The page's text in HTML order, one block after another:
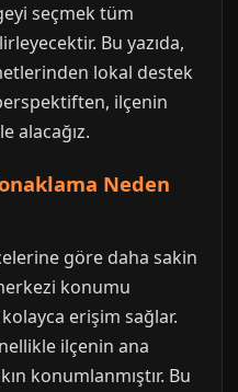
seçmek tüm
Bu yazıda,
lokal destek
ilçenin
alacağız.
Neden
göre daha sakin
konumu
erişim sağlar.
ilçenin ana
konumlanmıştır. Bu